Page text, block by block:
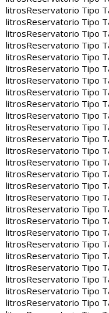
litrosReservatorio Tipo
litrosReservatorio Tipo
litrosReservatorio Tipo
litrosReservatorio Tipo
litrosReservatorio Tipo
litrosReservatorio Tipo
litrosReservatorio Tipo
litrosReservatorio Tipo
litrosReservatorio Tipo
litrosReservatorio Tipo
litrosReservatorio Tipo
litrosReservatorio Tipo
litrosReservatorio Tipo
litrosReservatorio Tipo
litrosReservatorio Tipo
litrosReservatorio Tipo
litrosReservatorio Tipo
litrosReservatorio Tipo
litrosReservatorio Tipo
litrosReservatorio Tipo
litrosReservatorio Tipo
litrosReservatorio Tipo
litrosReservatorio Tipo
litrosReservatorio Tipo
litrosReservatorio Tipo
litrosReservatorio Tipo